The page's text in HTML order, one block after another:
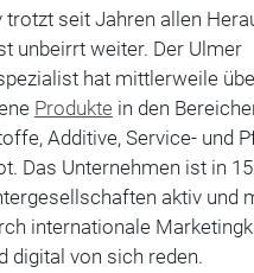
trotzt seit Jahren allen
unbeirrt weiter. Der Ulmer
hat mittlerweile
Produkte in den
Additive, Service- und
Das Unternehmen ist in
aktiv und
internationale
digital von sich reden.